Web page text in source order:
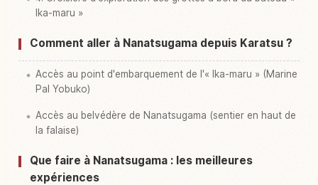
Ika-maru »
Comment aller à Nanatsugama depuis Karatsu ?
Accès au point d'embarquement de l'« Ika-maru » (Marine
Pal Yobuko)
Accès au belvédère de Nanatsugama (sentier en haut de
la falaise)
Que faire à Nanatsugama : les meilleures
expériences